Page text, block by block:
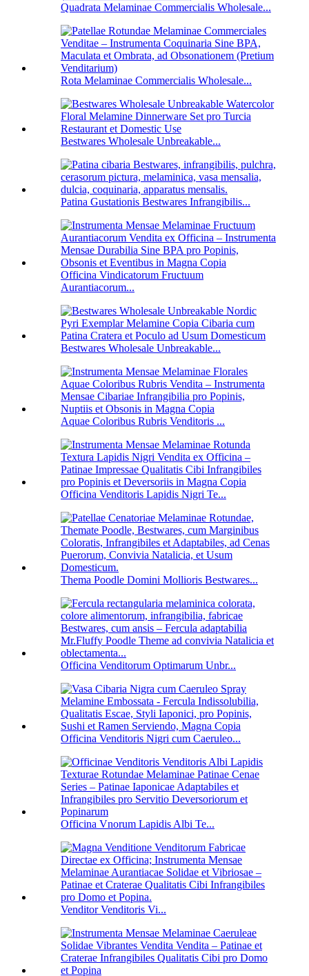
Quadrata Melaminae Commercialis Wholesale...
Rota Melaminae Commercialis Wholesale...
Bestwares Wholesale Unbreakable...
Patina Gustationis Bestwares Infrangibilis...
Officina Vindicatorum Fructuum
Aurantiacorum...
Bestwares Wholesale Unbreakable...
Aquae Coloribus Rubris Venditoris ...
Officina Venditoris Lapidis Nigri Te...
Thema Poodle Domini Mollioris Bestwares...
Officina Venditorum Optimarum Unbr...
Officina Venditoris Nigri cum Caeruleo...
Officina Vnorum Lapidis Albi Te...
Venditor Venditoris Vi...